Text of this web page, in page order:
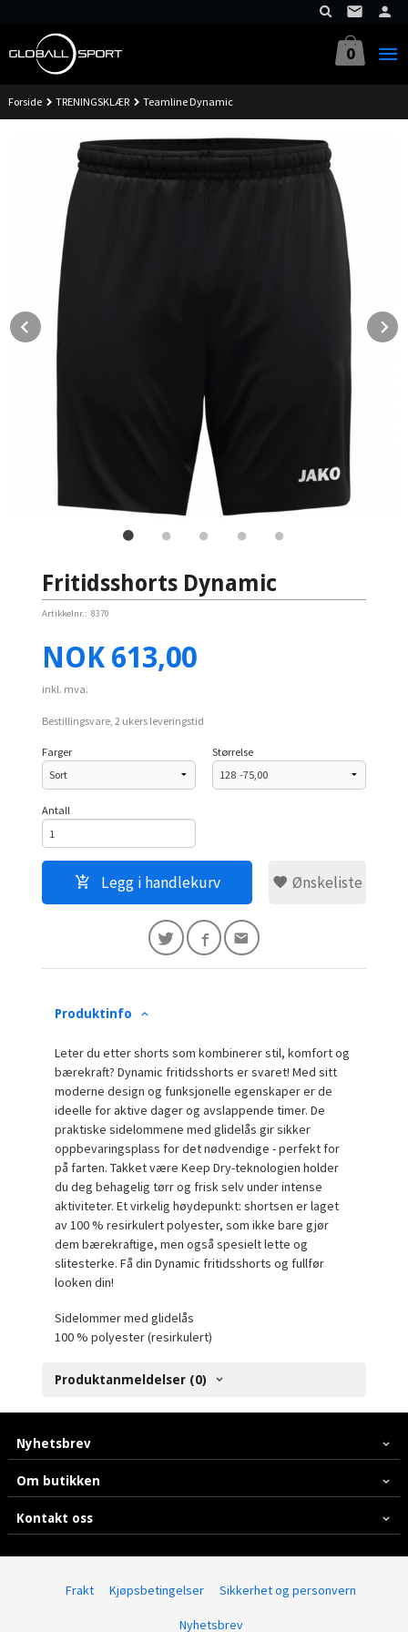
innholdet
0
Forside TRENINGSKLÆR Teamline Dynamic
Prev
Fritidsshorts Dynamic
Artikkelnr.: 8370
Pris
NOK 613,00
inkl. mva.
Bestillingsvare, 2 ukers leveringstid
Farger Størrelse
Antall
Legg i handlekurv Ønskeliste
Produktinfo
Leter du etter shorts som kombinerer stil, komfort og
bærekraft? Dynamic fritidsshorts er svaret! Med sitt
moderne design og funksjonelle egenskaper er de
ideelle for aktive dager og avslappende timer. De
praktiske sidelommene med glidelås gir sikker
oppbevaringsplass for det nødvendige - perfekt for
på farten. Takket være Keep Dry-teknologien holder
du deg behagelig tørr og frisk selv under intense
aktiviteter. Et virkelig høydepunkt: shortsen er laget
av 100 % resirkulert polyester, som ikke bare gjør
dem bærekraftige, men også spesielt lette og
slitesterke. Få din Dynamic fritidsshorts og fullfør
looken din!
Sidelommer med glidelås
100 % polyester (resirkulert)
Produktanmeldelser (0)
Nyhetsbrev
Om butikken
Kontakt oss
Frakt Kjøpsbetingelser Sikkerhet og personvern
Nyhetsbrev